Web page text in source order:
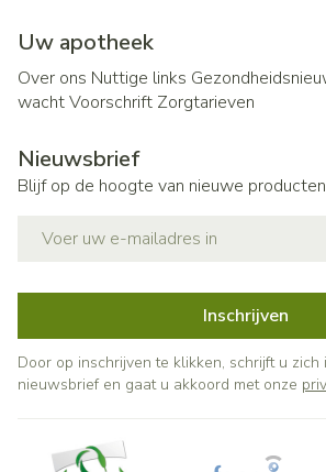
Uw apotheek
Over ons Nuttige links
wachtVoorschrift Zorgtarieven
Nieuwsbrief
Blijf op de hoogte van nieuwe
Inschrijven
Door op inschrijven te klikken, schrijft u zich
nieuwsbrief en gaat u akkoord met onze